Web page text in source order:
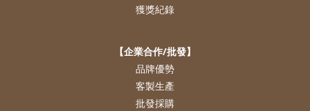
獲獎紀錄
【企業合作/批發】
品牌優勢
客製生產
批發採購